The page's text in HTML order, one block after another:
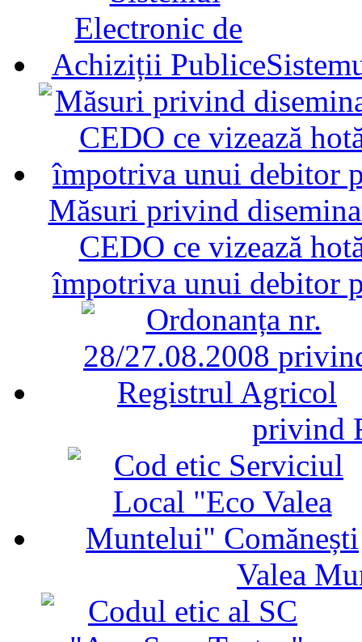
Măsuri privind
CEDO ce vizează
împotriva unui debitor
privind
Valea